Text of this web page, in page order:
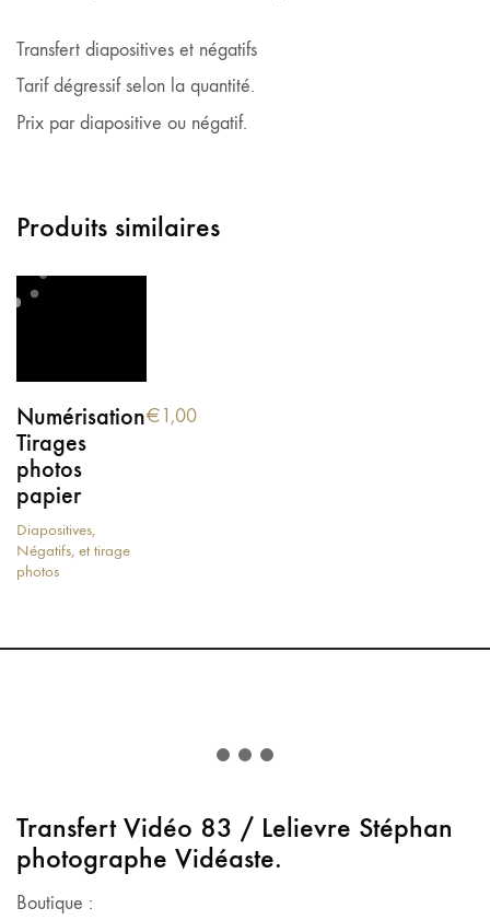
Transfert diapositives et négatifs
Tarif dégressif selon la quantité.
Prix par diapositive ou négatif.
Produits similaires
Numérisation
Tirages
photos
papier
Diapositives,
Négatifs, et tirage
photos
€1,00
Transfert Vidéo 83 / Lelievre Stéphan
photographe Vidéaste.
Boutique :